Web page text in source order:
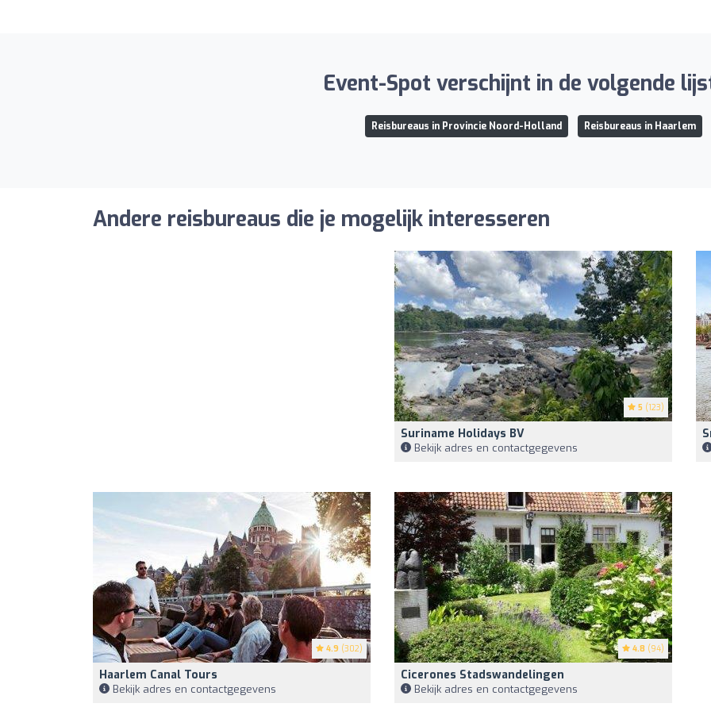
Event-Spot verschijnt in de volgende
Reisbureaus in Provincie Noord-Holland Reisbureaus in Haarlem
Andere reisbureaus die je mogelijk interesseren
5 (123)
Suriname Holidays BV
Bekijk adres en contactgegevens
4.9 (302)
Haarlem Canal Tours
Bekijk adres en contactgegevens
4.8 (94)
Cicerones Stadswandelingen
Bekijk adres en contactgegevens